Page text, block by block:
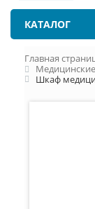
КАТАЛОГ
Главная
Шкаф